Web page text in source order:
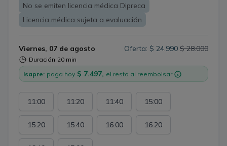
No se emiten licencia médica Dipreca
Licencia médica sujeta a evaluación
Viernes, 07 de agosto
Duración 20 min
Oferta: $ 24.990 $ 28.000
Isapre: paga hoy $ 7.497, el resto al reembolsar
11:00 11:20 11:40 15:00
15:20 15:40 16:00 16:20